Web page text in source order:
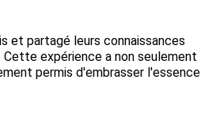
et partagé leurs connaissances
expérience a non seulement
permis d'embrasser l'essence